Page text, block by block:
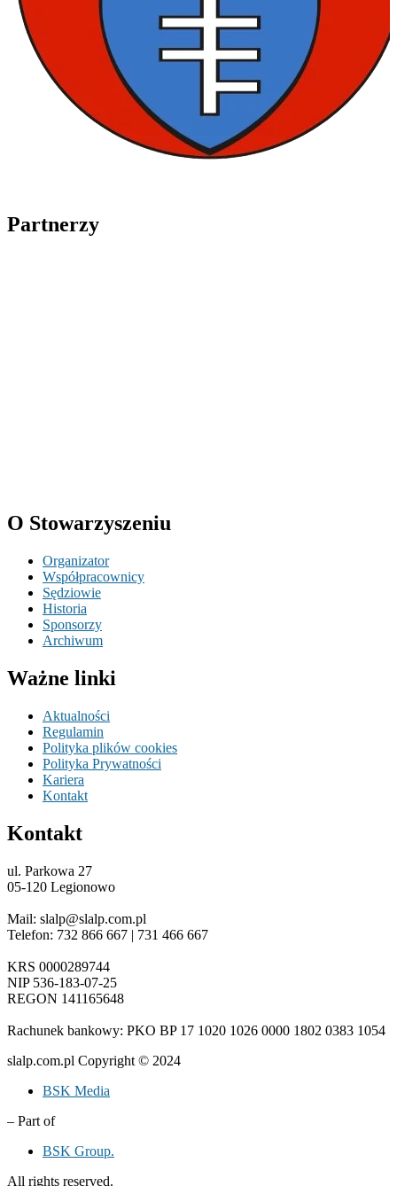
Partnerzy
O Stowarzyszeniu
Organizator
Współpracownicy
Sędziowie
Historia
Sponsorzy
Archiwum
Ważne linki
Aktualności
Regulamin
Polityka plików cookies
Polityka Prywatności
Kariera
Kontakt
Kontakt
ul. Parkowa 27
05-120 Legionowo
Mail: slalp@slalp.com.pl
Telefon: 732 866 667 | 731 466 667
KRS 0000289744
NIP 536-183-07-25
REGON 141165648
Rachunek bankowy: PKO BP 17 1020 1026 0000 1802 0383 1054
slalp.com.pl Copyright © 2024
BSK Media
– Part of
BSK Group.
All rights reserved.